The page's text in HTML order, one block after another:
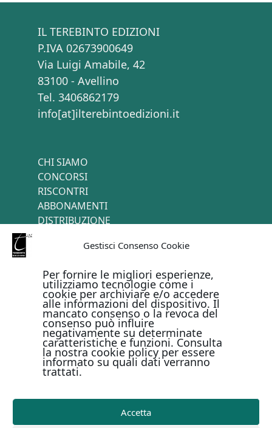
Gestisci Consenso Cookie
Per fornire le migliori esperienze,
utilizziamo tecnologie come i
cookie per archiviare e/o accedere
alle informazioni del dispositivo. Il
mancato consenso o la revoca del
consenso può influire
negativamente su determinate
caratteristiche e funzioni. Consulta
la nostra cookie policy per essere
informato su quali dati verranno
trattati.
Accetta
IL TEREBINTO EDIZIONI
P.IVA 02673900649
Via Luigi Amabile, 42
83100 - Avellino
Tel. 3406862179
info[at]ilterebintoedizioni.it
CHI SIAMO
CONCORSI
RISCONTRI
ABBONAMENTI
DISTRIBUZIONE
PAGAMENTI ONLINE CON
Metodi di pagamento